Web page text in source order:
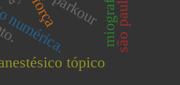
força
tópico
parkour são paulo.